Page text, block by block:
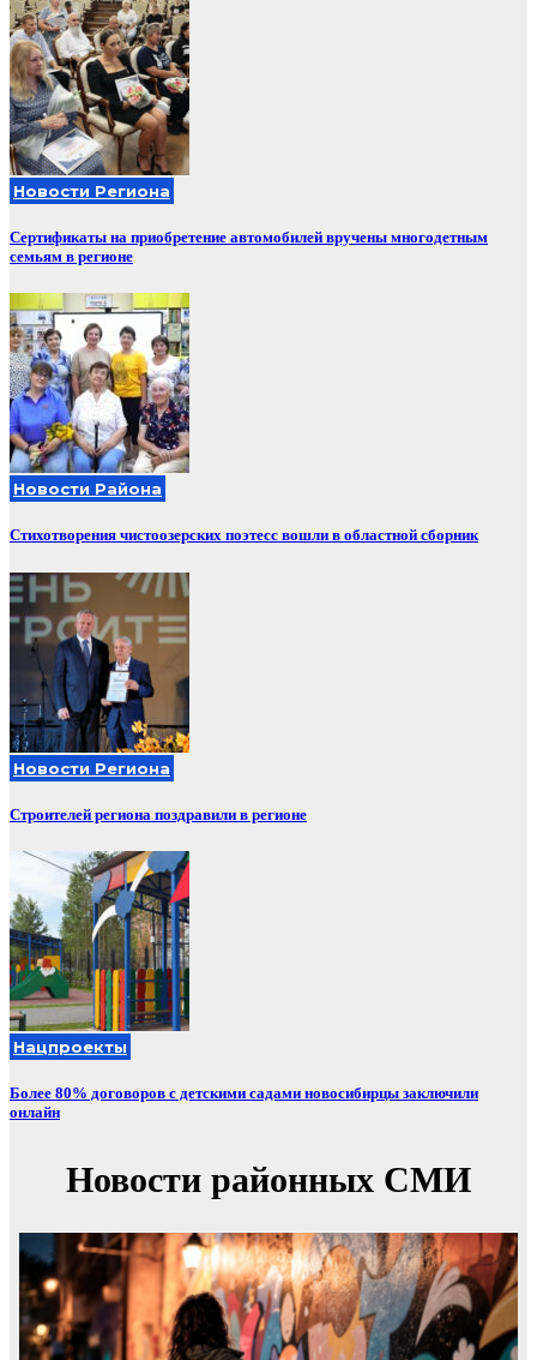
Новости Региона
Сертификаты на приобретение автомобилей вручены многодетным
семьям в регионе
Новости Района
Стихотворения чистоозерских поэтесс вошли в областной сборник
Новости Региона
Строителей региона поздравили в регионе
Нацпроекты
Более 80% договоров с детскими садами новосибирцы заключили
онлайн